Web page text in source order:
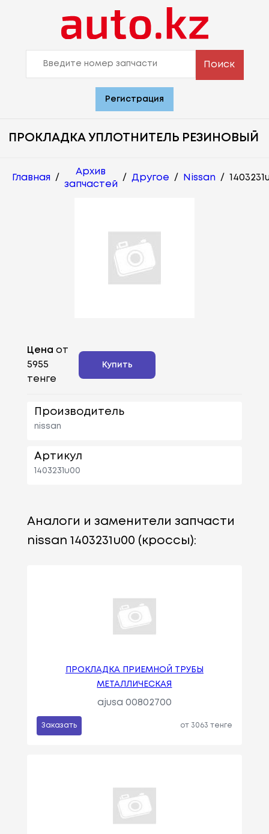
Поиск
Регистрация
ПРОКЛАДКА УПЛОТНИТЕЛЬ РЕЗИНОВЫЙ
Главная /
Архив
запчастей
/ Другое / Nissan /
Цена от
5955
тенге
Купить
Производитель
nissan
Артикул
1403231u00
Аналоги и заменители запчасти
nissan 1403231u00 (кроссы):
ПРОКЛАДКА ПРИЕМНОЙ ТРУБЫ
МЕТАЛЛИЧЕСКАЯ
ajusa 00802700
Заказать от 3063 тенге